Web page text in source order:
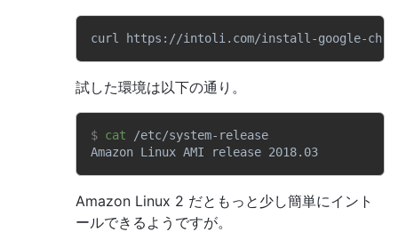
curl https://intoli.com/install-google-
試した環境は以下の通り。
$ cat /etc/system-release
Amazon Linux AMI release 2018.03
Amazon Linux 2 だともっと少し簡単にイント
ールできるようですが。